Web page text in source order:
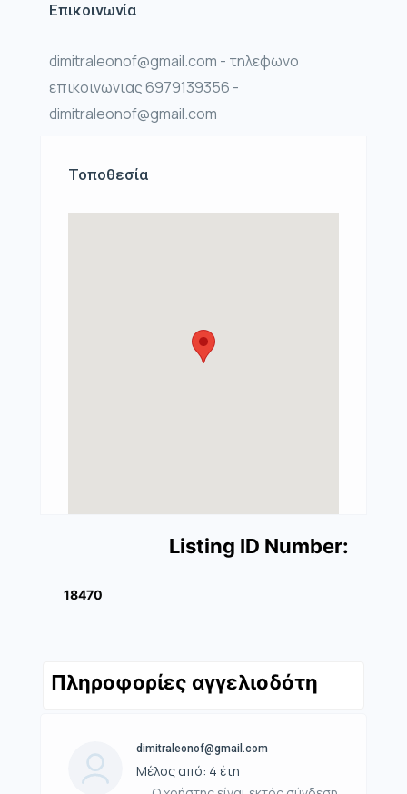
Επικοινωνία
dimitraleonof@gmail.com - τηλεφωνο
επικοινωνιας 6979139356 -
dimitraleonof@gmail.com
Τοποθεσία
Listing ID Number:
18470
Πληροφορίες αγγελιοδότη
dimitraleonof@gmail.com
Μέλος από: 4 έτη